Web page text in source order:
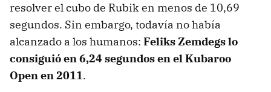
resolver el cubo de Rubik en menos de 10,69
segundos. Sin embargo, todavía no había
alcanzado a los humanos: Feliks Zemdegs lo
consiguió en 6,24 segundos en el Kubaroo
Open en 2011.